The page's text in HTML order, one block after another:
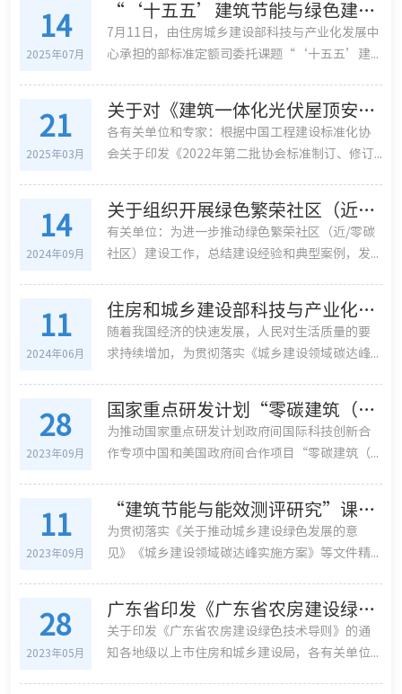
14
2025年07月
“‘十五五’建筑节能与绿色建筑规划研究”“建筑保温全链条整治方法研究”课题启动会在京召开
7月11日，由住房城乡建设部科技与产业化发展中
心承担的部标准定额司委托课题“‘十五五’建...
21
2025年03月
关于对《建筑一体化光伏屋顶安全智慧运维技术规程》（征求意见稿）征求意见的函
各有关单位和专家：根据中国工程建设标准化协
会关于印发《2022年第二批协会标准制订、修订...
14
2024年09月
关于组织开展绿色繁荣社区（近零碳社区）典型案例征集工作的通知
有关单位：为进一步推动绿色繁荣社区（近/零碳
社区）建设工作，总结建设经验和典型案例，发...
11
2024年06月
住房和城乡建设部科技与产业化发展中心课题“我国南方供暖适宜技术与模式研究”启动会顺利召开
随着我国经济的快速发展，人民对生活质量的要
求持续增加，为贯彻落实《城乡建设领域碳达峰...
28
2023年09月
国家重点研发计划“零碳建筑（社区）评价关键技术研究与示范”项目工作研讨会顺利召开
为推动国家重点研发计划政府间国际科技创新合
作专项中国和美国政府间合作项目“零碳建筑（...
11
2023年09月
“建筑节能与能效测评研究”课题中期评审会在北京顺利召开
为贯彻落实《关于推动城乡建设绿色发展的意
见》《城乡建设领域碳达峰实施方案》等文件精...
28
2023年05月
广东省印发《广东省农房建设绿色技术导则》
关于印发《广东省农房建设绿色技术导则》的通
知各地级以上市住房和城乡建设局，各有关单位...